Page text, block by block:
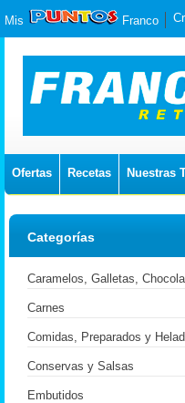
Mis Franco
Ofertas Recetas Nuestras
Categorías
Caramelos, Galletas,
Carnes
Comidas, Preparados y
Conservas y Salsas
Embutidos